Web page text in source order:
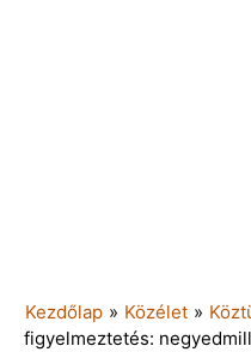
Kezdőlap » Közélet »
figyelmeztetés: